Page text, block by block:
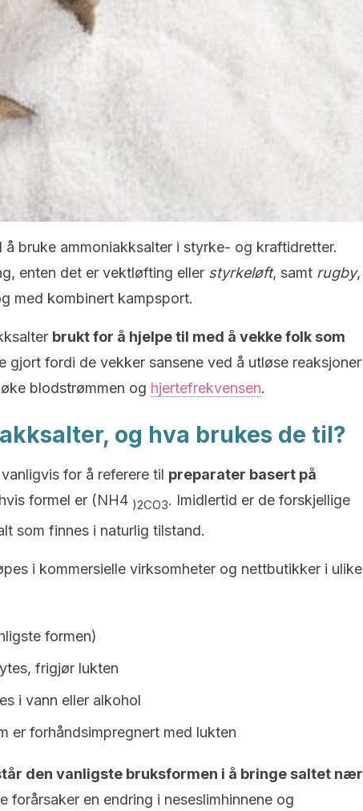
å bruke ammoniakksalter i styrke- og kraftidretter.
enten det er vektløfting eller styrkeløft, samt rugby,
med kombinert kampsport.
brukt for å hjelpe til med å vekke folk som
gjort fordi de vekker sansene ved å utløse reaksjoner
blodstrømmen og hjertefrekvensen.
og hva brukes de til?
for å referere til preparater basert på
formel er (NH4 )2CO3. Imidlertid er de forskjellige
som finnes i naturlig tilstand.
i kommersielle virksomheter og nettbutikker i ulike
formen)
frigjør lukten
i vann eller alkohol
er forhåndsimpregnert med lukten
den vanligste bruksformen i å bringe saltet nær
forårsaker en endring i neseslimhinnene og